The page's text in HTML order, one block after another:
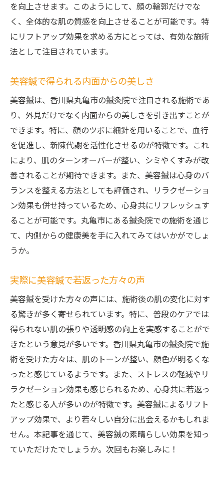
を向上させます。このようにして、顔の輪郭だけでな
く、全体的な肌の質感を向上させることが可能です。特
にリフトアップ効果を求める方にとっては、有効な施術
法として注目されています。
美容鍼で得られる内面からの美しさ
美容鍼は、香川県丸亀市の鍼灸院で注目される施術であ
り、外見だけでなく内面からの美しさを引き出すことが
できます。特に、顔のツボに細針を用いることで、血行
を促進し、新陳代謝を活性化させるのが特徴です。これ
により、肌のターンオーバーが整い、シミやくすみが改
善されることが期待できます。また、美容鍼は心身のバ
ランスを整える方法としても評価され、リラクゼーショ
ン効果も併せ持っているため、心身共にリフレッシュす
ることが可能です。丸亀市にある鍼灸院での施術を通じ
て、内側からの健康美を手に入れてみてはいかがでしょ
うか。
実際に美容鍼で若返った方々の声
美容鍼を受けた方々の声には、施術後の肌の変化に対す
る驚きが多く寄せられています。特に、普段のケアでは
得られない肌の張りや透明感の向上を実感することがで
きたという意見が多いです。香川県丸亀市の鍼灸院で施
術を受けた方々は、肌のトーンが整い、顔色が明るくな
ったと感じているようです。また、ストレスの軽減やリ
ラクゼーション効果も感じられるため、心身共に若返っ
たと感じる人が多いのが特徴です。美容鍼によるリフト
アップ効果で、より若々しい自分に出会えるかもしれま
せん。本記事を通じて、美容鍼の素晴らしい効果を知っ
ていただけたでしょうか。次回もお楽しみに！